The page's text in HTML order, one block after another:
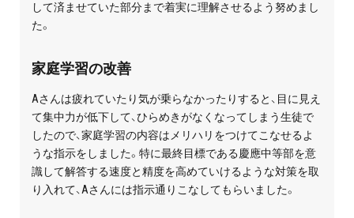
して済ませていた部分まで着実に理解させるよう努めまし
た。
家庭学習の改善
Aさんは疲れていたり気が乗らなかったりすると、目に見え
て集中力が低下して、ひらめきがなくなってしまう生徒で
したので、家庭学習の内容はメリハリをつけてこなせるよ
うな指示をしました。特に最終目標である慶應中等部を意
識して解答する速度と精度を高めていけるような対策を取
り入れて、Aさんには指示通りこなしてもらいました。